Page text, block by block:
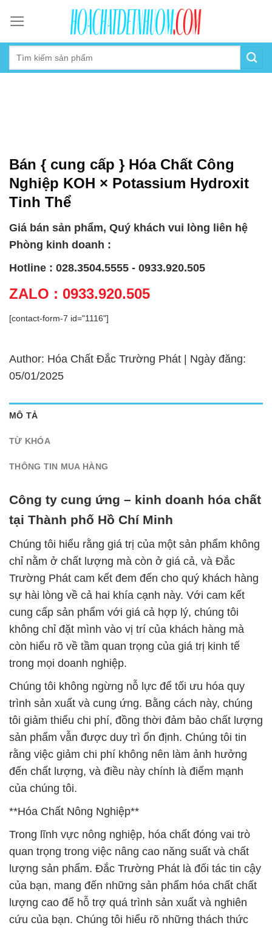
content
Bán { cung cấp } Hóa Chất Công
Nghiệp KOH × Potassium Hydroxit
Tinh Thể
Giá bán sản phẩm, Quý khách vui lòng liên hệ
Phòng kinh doanh :
Hotline : 028.3504.5555 - 0933.920.505
ZALO : 0933.920.505
[contact-form-7 id="1116"]
Author: Hóa Chất Đắc Trường Phát | Ngày đăng:
05/01/2025
MÔ TẢ
TỪ KHÓA
THÔNG TIN MUA HÀNG
Công ty cung ứng – kinh doanh hóa chất
tại Thành phố Hồ Chí Minh
Chúng tôi hiểu rằng giá trị của một sản phẩm không
chỉ nằm ở chất lượng mà còn ở giá cả, và Đắc
Trường Phát cam kết đem đến cho quý khách hàng
sự hài lòng về cả hai khía cạnh này. Với cam kết
cung cấp sản phẩm với giá cả hợp lý, chúng tôi
không chỉ đặt mình vào vị trí của khách hàng mà
còn hiểu rõ về tầm quan trọng của giá trị kinh tế
trong mọi doanh nghiệp.
Chúng tôi không ngừng nỗ lực để tối ưu hóa quy
trình sản xuất và cung ứng. Bằng cách này, chúng
tôi giảm thiểu chi phí, đồng thời đảm bảo chất lượng
sản phẩm vẫn được duy trì ổn định. Chúng tôi tin
rằng việc giảm chi phí không nên làm ảnh hưởng
đến chất lượng, và điều này chính là điểm mạnh
của chúng tôi.
**Hóa Chất Nông Nghiệp**
Trong lĩnh vực nông nghiệp, hóa chất đóng vai trò
quan trọng trong việc nâng cao năng suất và chất
lượng sản phẩm. Đắc Trường Phát là đối tác tin cậy
của bạn, mang đến những sản phẩm hóa chất chất
lượng cao để hỗ trợ quá trình sản xuất và nghiên
cứu của bạn. Chúng tôi hiểu rõ những thách thức